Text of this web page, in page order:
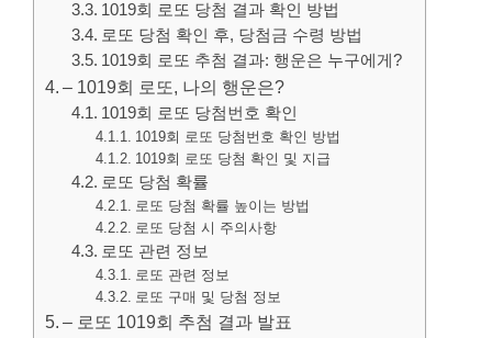
1019회 로또 당첨 결과 확인 방법
로또 당첨 확인 후, 당첨금 수령 방법
1019회 로또 추첨 결과: 행운은 누구에게?
– 1019회 로또, 나의 행운은?
1019회 로또 당첨번호 확인
1019회 로또 당첨번호 확인 방법
1019회 로또 당첨 확인 및 지급
로또 당첨 확률
로또 당첨 확률 높이는 방법
로또 당첨 시 주의사항
로또 관련 정보
로또 관련 정보
로또 구매 및 당첨 정보
– 로또 1019회 추첨 결과 발표